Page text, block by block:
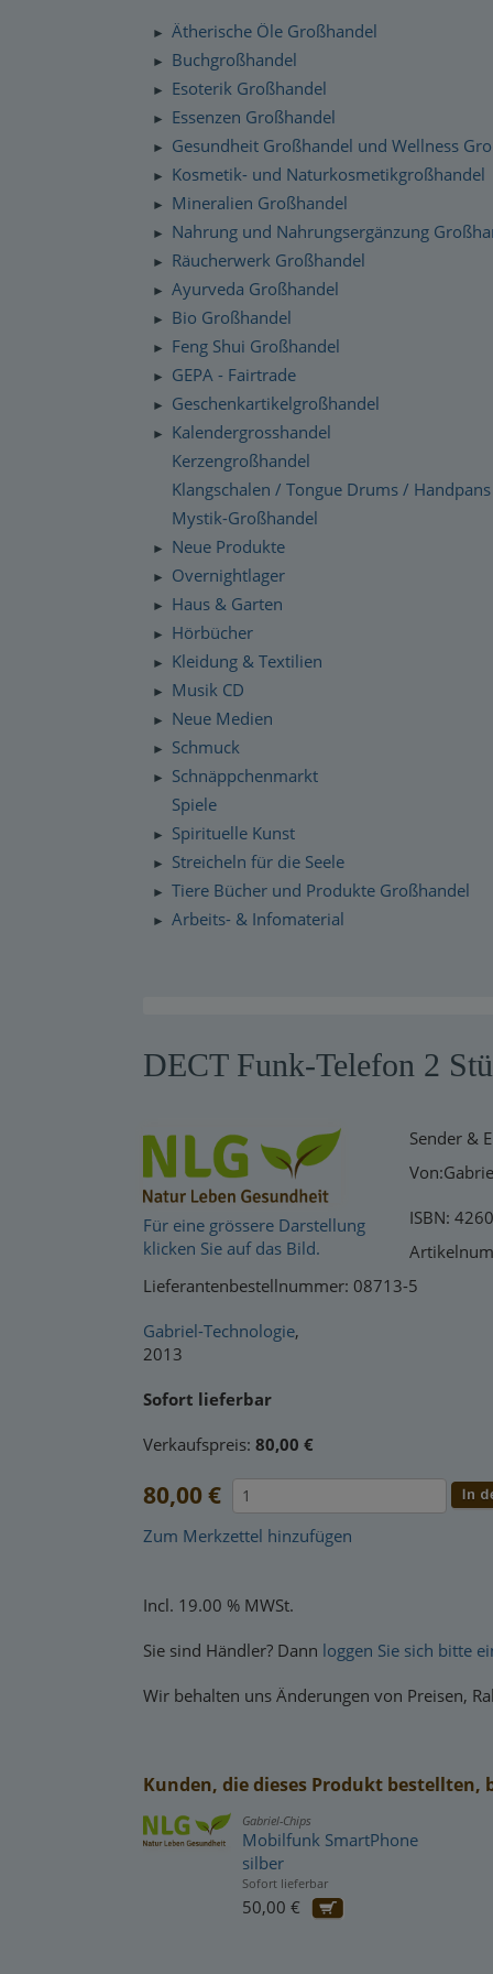
Zahlung und Versand
Datenschutzerklärung
Checkdates
Moravan Naturkosmetik
Primavera Life Sortiment
Alaya Engelkerzen
Gabriel Tech Sortiment
Engelalm Edelstein Essenzen
Schnelllager
► Ätherische Öle Großhandel
► Buchgroßhandel
► Esoterik Großhandel
► Essenzen Großhandel
► Gesundheit Großhandel und Wellness
► Kosmetik- und Naturkosmetikgroßhandel
► Mineralien Großhandel
► Nahrung und Nahrungsergänzung
► Räucherwerk Großhandel
► Ayurveda Großhandel
► Bio Großhandel
► Feng Shui Großhandel
► GEPA - Fairtrade
► Geschenkartikelgroßhandel
►
Kalendergrosshandel
Kerzengroßhandel
Klangschalen / Tongue Drums /
Mystik-Großhandel
► Neue Produkte
► Overnightlager
► Haus & Garten
► Hörbücher
► Kleidung & Textilien
► Musik CD
► Neue Medien
► Schmuck
►
Schnäppchenmarkt
Spiele
► Spirituelle Kunst
► Streicheln für die Seele
► Tiere Bücher und Produkte Großhandel
► Arbeits- & Infomaterial
Schnelllager
Kataloge
DECT Funk-Telefon 2
Für eine grössere Darstellung
klicken Sie auf das Bild.
Sender &
ISBN:
Lieferantenbestellnummer: 08713-5
Gabriel-Technologie,
2013
Sofort lieferbar
Verkaufspreis: 80,00 €
80,00 €
Zum Merkzettel hinzufügen
Incl. 19.00 % MWSt.
Sie sind Händler? Dann loggen Sie sich bitte
Wir behalten uns Änderungen von Preisen,
Kunden, die dieses Produkt bestellten,
Gabriel-Chips
Mobilfunk SmartPhone
silber
Sofort lieferbar
50,00 €